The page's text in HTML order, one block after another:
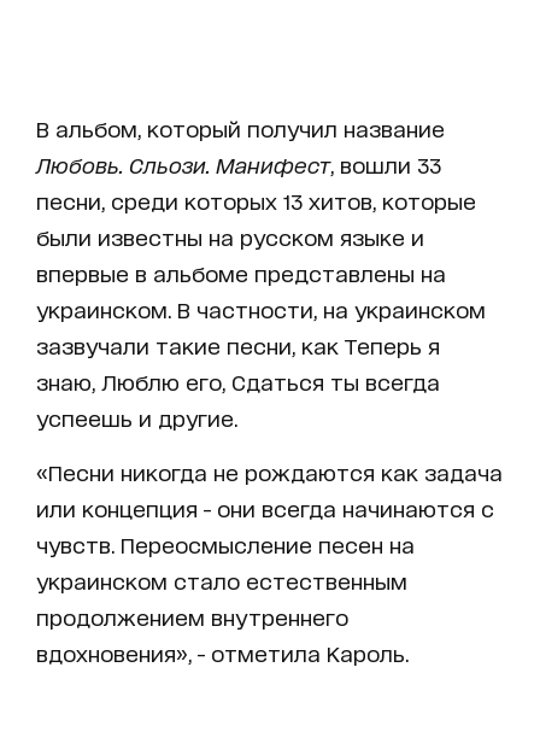
В альбом, который получил название
Любовь. Сльози. Манифест, вошли 33
песни, среди которых 13 хитов, которые
были известны на русском языке и
впервые в альбоме представлены на
украинском. В частности, на украинском
зазвучали такие песни, как Теперь я
знаю, Люблю его, Сдаться ты всегда
успеешь и другие.
«Песни никогда не рождаются как задача
или концепция - они всегда начинаются с
чувств. Переосмысление песен на
украинском стало естественным
продолжением внутреннего
вдохновения», - отметила Кароль.